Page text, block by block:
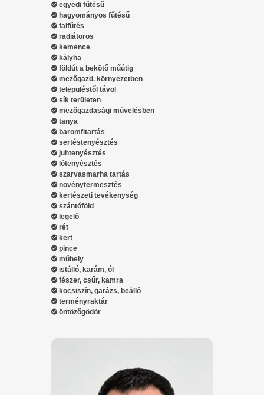
egyedi fűtésű
hagyományos fűtésű
falfűtés
radiátoros
kemence
kályha
földút a bekötő műútig
mezőgazd. környezetben
településtől távol
sík területen
mezőgazdasági művelésben
tanya
baromfitartás
sertéstenyésztés
juhtenyésztés
lótenyésztés
szarvasmarha tartás
növénytermesztés
kertészeti tevékenység
szántóföld
legelő
rét
kert
pince
műhely
istálló, karám, ól
fészer, csűr, kamra
kocsiszín, garázs, beálló
terményraktár
öntözőgödör